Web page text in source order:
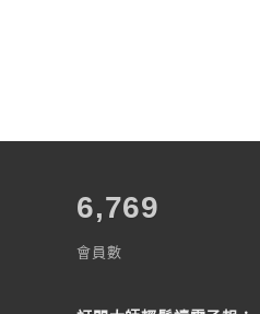
7,583
會員數